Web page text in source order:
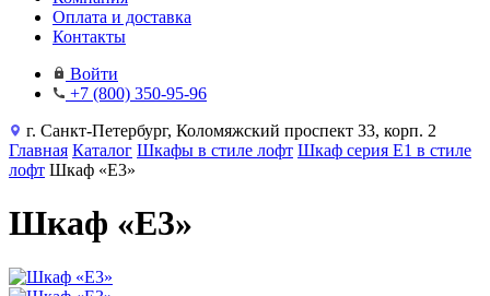
Оплата и доставка
Контакты
Войти
+7 (800) 350-95-96
г. Санкт-Петербург, Коломяжский проспект 33, корп. 2
Главная Каталог Шкафы в стиле лофт Шкаф серия Е1 в стиле
лофт Шкаф «Е3»
Шкаф «Е3»